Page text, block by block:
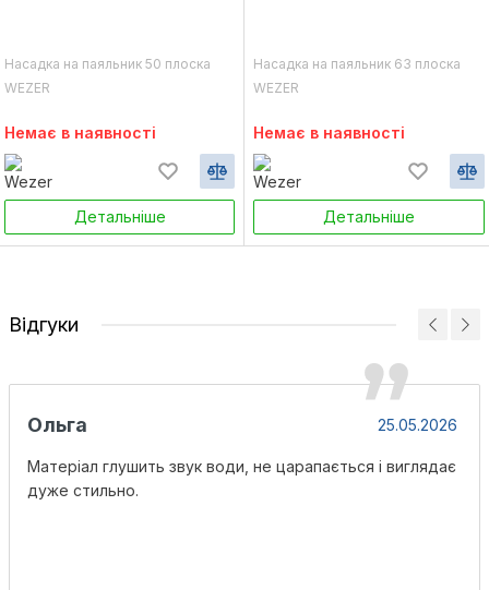
Насадка на паяльник 50 плоска
WEZER
Немає в наявності
Детальніше
Насадка на паяльник 63 плоска
WEZER
Немає в наявності
Детальніше
Відгуки
Ольга 25.05.2026
Матеріал глушить звук води, не царапається і виглядає
дуже стильно.